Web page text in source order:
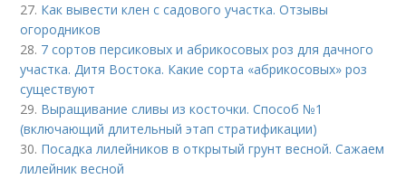
27. Как вывести клен с садового участка. Отзывы
огородников
28. 7 сортов персиковых и абрикосовых роз для дачного
участка. Дитя Востока. Какие сорта «абрикосовых» роз
существуют
29. Выращивание сливы из косточки. Способ №1
(включающий длительный этап стратификации)
30. Посадка лилейников в открытый грунт весной. Сажаем
лилейник весной